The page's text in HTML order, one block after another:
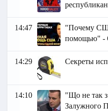
14:47
"Почему
помощью" -
14:29 Секреты
14:10
"Що не так
Залужного